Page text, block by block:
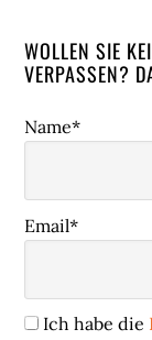
WOLLEN SIE
VERPASSEN?
Name*
Email*
Ich habe die